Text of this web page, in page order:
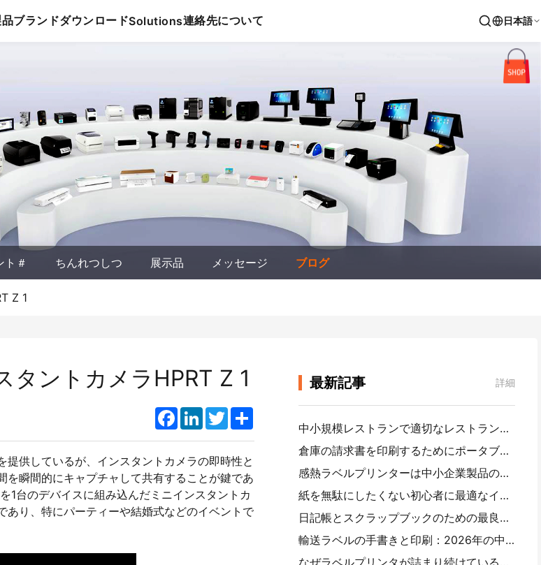
ブランドダウンロードSolutions連絡先について 日本語
ト＃ ちんれつしつ 展示品 メッセージ ブログ
Z 1
タントカメラHPRT Z 1
Facebook
LinkedInTwitterShare
供しているが、インスタントカメラの即時性と
瞬間的にキャプチャして共有することが鍵であ
1台のデバイスに組み込んだミニインスタントカ
あり、特にパーティーや結婚式などのイベントで
最新記事 詳細
中小規模レストランで適切なレストランソフトウェアを選択する方法
倉庫の請求書を印刷するためにポータブルA 4プリンタが必要ですか。何が本当に効果的なのか
感熱ラベルプリンターは中小企業製品のために防水ラベルを作ることができますか？
紙を無駄にしたくない初心者に最適なインスタントカメラ
日記帳とスクラップブックのための最良のカラーラベル製造業者：ページごとにさらに色を追加
輸送ラベルの手書きと印刷：2026年の中小企業の提案
なぜラベルプリンタが詰まり続けているのですか。